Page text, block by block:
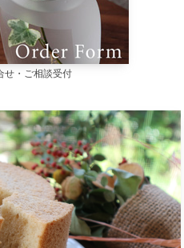
せ・ご相談受付